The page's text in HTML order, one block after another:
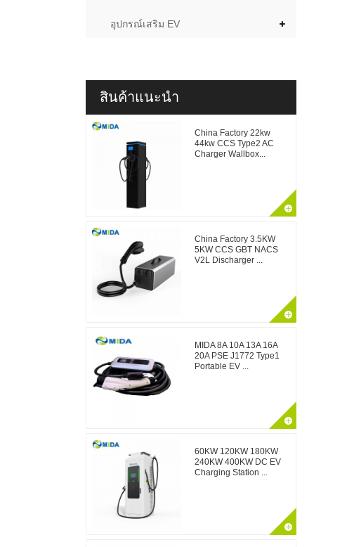
อุปกรณ์เสริม EV
สินค้าแนะนำ
China Factory 22kw
44kw CCS Type2 AC
Charger Wallbox...
China Factory 3.5KW
5KW CCS GBT NACS
V2L Discharger ...
MIDA 8A 10A 13A 16A
20A PSE J1772 Type1
Portable EV ...
60KW 120KW 180KW
240KW 400KW DC EV
Charging Station ...